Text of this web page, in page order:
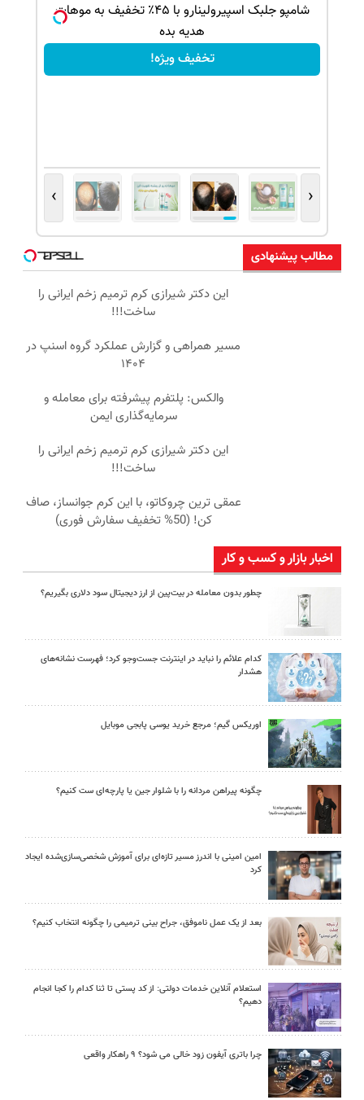
شامپو جلبک اسپیرولینارو با ۴۵٪ تخفیف به موهات
هدیه بده
تخفیف ویژه!
‹
›
مطالب پیشنهادی
این دکتر شیرازی کرم ترمیم زخم ایرانی را
ساخت!!!
مسیر همراهی و گزارش عملکرد گروه اسنپ در
۱۴۰۴
والکس: پلتفرم پیشرفته برای معامله و
سرمایه‌گذاری ایمن
این دکتر شیرازی کرم ترمیم زخم ایرانی را
ساخت!!!
عمقی ترین چروکاتو، با این کرم جوانساز، صاف
کن! (50% تخفیف سفارش فوری)
اخبار بازار و کسب و کار
چطور بدون معامله در بیت‌پین از ارز دیجیتال سود دلاری بگیریم؟
کدام علائم را نباید در اینترنت جست‌وجو کرد؛ فهرست نشانه‌های
هشدار
اوریکس گیم؛ مرجع خرید یوسی پابجی موبایل
چگونه پیراهن مردانه را با شلوار جین یا پارچه‌ای ست کنیم؟
امین امینی با اندرز مسیر تازه‌ای برای آموزش شخصی‌سازی‌شده ایجاد
کرد
بعد از یک عمل ناموفق، جراح بینی ترمیمی را چگونه انتخاب کنیم؟
استعلام آنلاین خدمات دولتی: از کد پستی تا ثنا کدام را کجا انجام
دهیم؟
چرا باتری آیفون زود خالی می شود؟ ۹ راهکار واقعی